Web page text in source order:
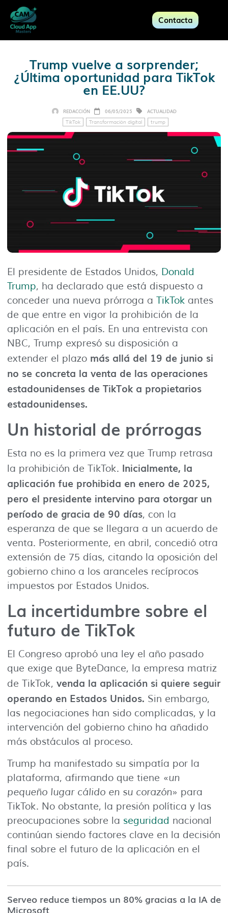
Contacta
Trump vuelve a sorprender;
¿Última oportunidad para TikTok
en EE.UU?
REDACCIÓN 06/05/2025 ACTUALIDAD
TikTok Transformación digital trump
El presidente de Estados Unidos, Donald
Trump, ha declarado que está dispuesto a
conceder una nueva prórroga a TikTok antes
de que entre en vigor la prohibición de la
aplicación en el país. En una entrevista con
NBC, Trump expresó su disposición a
extender el plazo más allá del 19 de junio si
no se concreta la venta de las operaciones
estadounidenses de TikTok a propietarios
estadounidenses.
Un historial de prórrogas
Esta no es la primera vez que Trump retrasa
la prohibición de TikTok. Inicialmente, la
aplicación fue prohibida en enero de 2025,
pero el presidente intervino para otorgar un
período de gracia de 90 días, con la
esperanza de que se llegara a un acuerdo de
venta. Posteriormente, en abril, concedió otra
extensión de 75 días, citando la oposición del
gobierno chino a los aranceles recíprocos
impuestos por Estados Unidos.
La incertidumbre sobre el
futuro de TikTok
El Congreso aprobó una ley el año pasado
que exige que ByteDance, la empresa matriz
de TikTok, venda la aplicación si quiere seguir
operando en Estados Unidos. Sin embargo,
las negociaciones han sido complicadas, y la
intervención del gobierno chino ha añadido
más obstáculos al proceso.
Trump ha manifestado su simpatía por la
plataforma, afirmando que tiene «un
pequeño lugar cálido en su corazón» para
TikTok. No obstante, la presión política y las
preocupaciones sobre la seguridad nacional
continúan siendo factores clave en la decisión
final sobre el futuro de la aplicación en el
país.
Serveo reduce tiempos un 80% gracias a la IA de
Microsoft